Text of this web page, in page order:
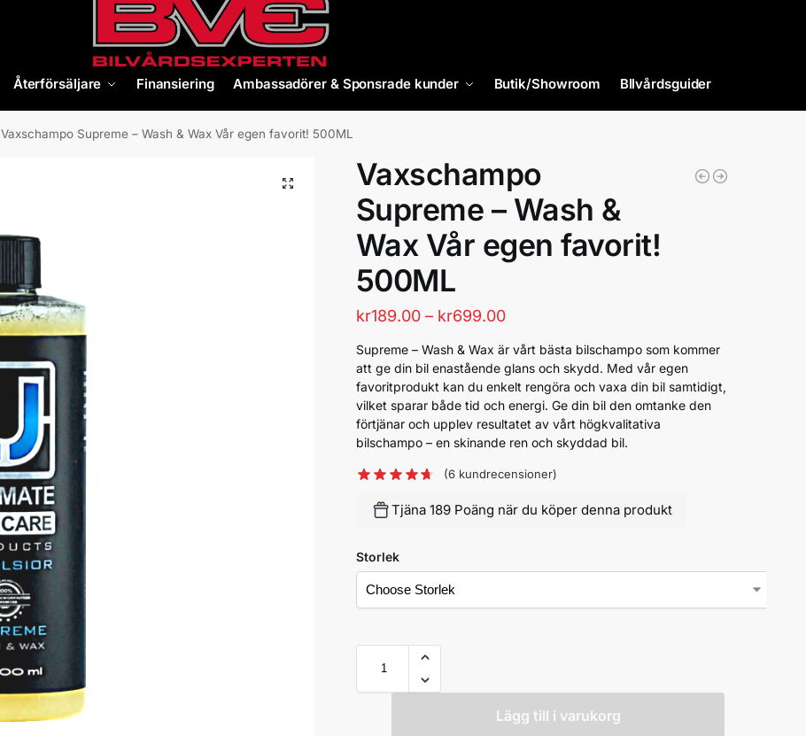
Återförsäljare Finansiering Ambassadörer & Sponsrade kunder Butik/Showroom BIlvårdsguider
Vaxschampo Supreme – Wash & Wax Vår egen favorit! 500ML
Vaxschampo
Supreme – Wash &
Wax Vår egen favorit!
500ML
kr189.00 – kr699.00
Supreme – Wash & Wax är vårt bästa bilschampo som kommer
att ge din bil enastående glans och skydd. Med vår egen
favoritprodukt kan du enkelt rengöra och vaxa din bil samtidigt,
vilket sparar både tid och energi. Ge din bil den omtanke den
förtjänar och upplev resultatet av vårt högkvalitativa
bilschampo – en skinande ren och skyddad bil.
(6 kundrecensioner)
Tjäna 189 Poäng när du köper denna produkt
Storlek
Lägg till i varukorg